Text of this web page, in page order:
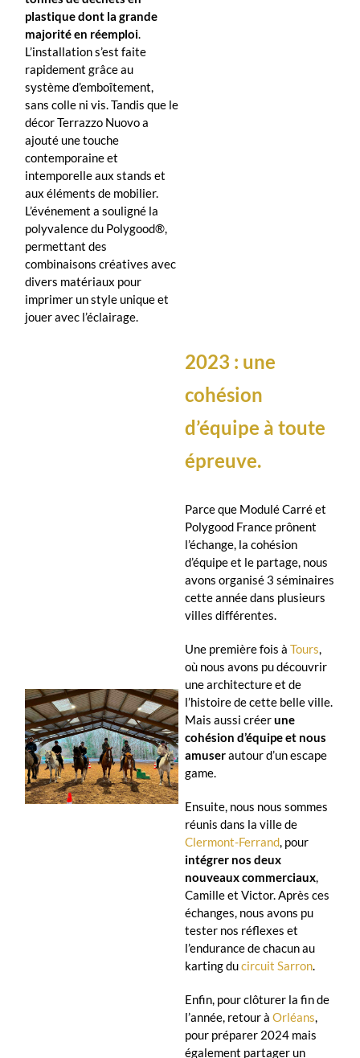
plastique dont la grande
majorité en réemploi.
L’installation s’est faite
rapidement grâce au
système d’emboîtement,
sans colle ni vis. Tandis que le
décor Terrazzo Nuovo a
ajouté une touche
contemporaine et
intemporelle aux stands et
aux éléments de mobilier.
L’événement a souligné la
polyvalence du Polygood®,
permettant des
combinaisons créatives avec
divers matériaux pour
imprimer un style unique et
jouer avec l’éclairage.
2023 : une
cohésion
d’équipe à toute
épreuve.
Parce que Modulé Carré et
Polygood France prônent
l’échange, la cohésion
d’équipe et le partage, nous
avons organisé 3 séminaires
cette année dans plusieurs
villes différentes.
Une première fois à Tours,
où nous avons pu découvrir
une architecture et de
l’histoire de cette belle ville.
Mais aussi créerune
cohésion d’équipe et nous
amuserautour d’un escape
game.
Ensuite, nous nous sommes
réunis dans la ville de
Clermont-Ferrand, pour
intégrer nos deux
nouveaux commerciaux,
Camille et Victor. Après ces
échanges, nous avons pu
tester nos réflexes et
l’endurance de chacun au
karting ducircuit Sarron.
Enfin, pour clôturer la fin de
l’année, retour à Orléans,
pour préparer 2024 mais
également partager un